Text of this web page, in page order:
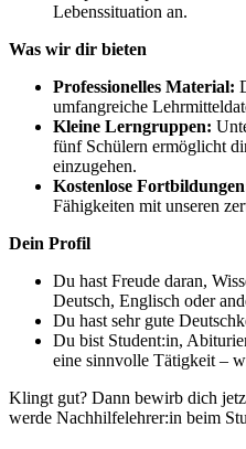
Lebenssituation an.
Was wir dir bieten
Professionelles Material:
umfangreiche
Kleine Lerngruppen:
fünf Schülern ermöglicht
einzugehen.
Kostenlose
Fähigkeiten mit unseren
Dein Profil
Du hast Freude daran,
Deutsch, Englisch oder
Du hast sehr gute
Du bist Student:in,
eine sinnvolle Tätigkeit –
Klingt gut? Dann bewirb dich
werde Nachhilfelehrer:in beim